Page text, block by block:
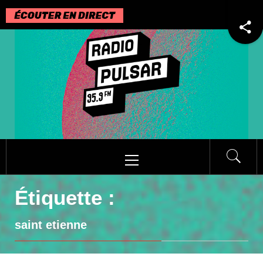
Passer
au
contenu
principal
Étiquette :
saint etienne